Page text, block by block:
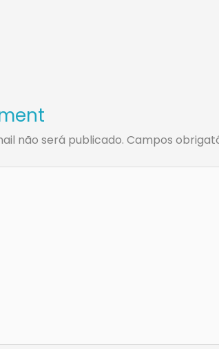
não será publicado. Campos